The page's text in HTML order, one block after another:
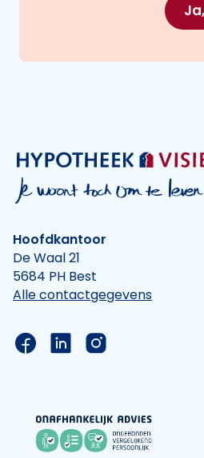
Hoofdkantoor
De Waal 21
5684 PH Best
Alle contactgegevens
Link naar de Facebook
Link naar de
Link naar de